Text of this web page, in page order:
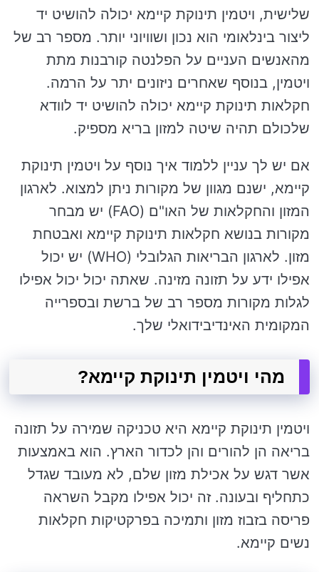
שלישית, ויטמין תינוקת קיימא יכולה להושיט יד
ליצור בינלאומי הוא נכון ושוויוני יותר. מספר רב של
מהאנשים העניים על הפלנטה קורבנות מתת
ויטמין, בנוסף שאחרים ניזונים יתר על הרמה.
חקלאות תינוקת קיימא יכולה להושיט יד לוודא
שלכולם תהיה שיטה למזון בריא מספיק.
אם יש לך עניין ללמוד איך נוסף על ויטמין תינוקת
קיימא, ישנם מגוון של מקורות ניתן למצוא. לארגון
המזון והחקלאות של האו"ם (FAO) יש מבחר
מקורות בנושא חקלאות תינוקת קיימא ואבטחת
מזון. לארגון הבריאות הגלובלי (WHO) יש יכול
אפילו ידע על תזונה מזינה. שאתה יכול יכול אפילו
לגלות מקורות מספר רב של ברשת ובספרייה
המקומית האינדיבידואלי שלך.
מהי ויטמין תינוקת קיימא?
ויטמין תינוקת קיימא היא טכניקה שמירה על תזונה
בריאה הן להורים והן לכדור הארץ. הוא באמצעות
אשר דגש על אכילת מזון שלם, לא מעובד שגדל
כתחליף ובעונה. זה יכול אפילו מקבל השראה
פריסה בזבוז מזון ותמיכה בפרקטיקות חקלאות
נשים קיימא.